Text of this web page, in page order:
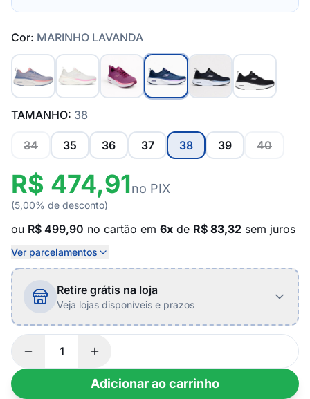
Cor: MARINHO LAVANDA
TAMANHO: 38
34 35 36 37 38 39 40
R$ 474,91no PIX
(5,00% de desconto)
ou R$ 499,90 no cartão em 6x de R$ 83,32 sem juros
Ver parcelamentos
Retire grátis na loja
Veja lojas disponíveis e prazos
Adicionar ao carrinho